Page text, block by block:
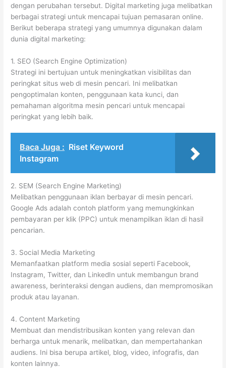
dengan perubahan tersebut. Digital marketing juga melibatkan
berbagai strategi untuk mencapai tujuan pemasaran online.
Berikut beberapa strategi yang umumnya digunakan dalam
dunia digital marketing:
1. SEO (Search Engine Optimization)
Strategi ini bertujuan untuk meningkatkan visibilitas dan
peringkat situs web di mesin pencari. Ini melibatkan
pengoptimalan konten, penggunaan kata kunci, dan
pemahaman algoritma mesin pencari untuk mencapai
peringkat yang lebih baik.
Baca Juga : Riset Keyword
Instagram
2. SEM (Search Engine Marketing)
Melibatkan penggunaan iklan berbayar di mesin pencari.
Google Ads adalah contoh platform yang memungkinkan
pembayaran per klik (PPC) untuk menampilkan iklan di hasil
pencarian.
3. Social Media Marketing
Memanfaatkan platform media sosial seperti Facebook,
Instagram, Twitter, dan LinkedIn untuk membangun brand
awareness, berinteraksi dengan audiens, dan mempromosikan
produk atau layanan.
4. Content Marketing
Membuat dan mendistribusikan konten yang relevan dan
berharga untuk menarik, melibatkan, dan mempertahankan
audiens. Ini bisa berupa artikel, blog, video, infografis, dan
konten lainnya.